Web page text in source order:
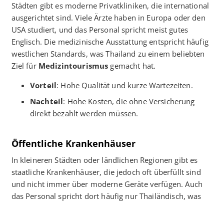
Städten gibt es moderne Privatkliniken, die international
ausgerichtet sind. Viele Ärzte haben in Europa oder den
USA studiert, und das Personal spricht meist gutes
Englisch. Die medizinische Ausstattung entspricht häufig
westlichen Standards, was Thailand zu einem beliebten
Ziel für Medizintourismus gemacht hat.
Vorteil: Hohe Qualität und kurze Wartezeiten.
Nachteil: Hohe Kosten, die ohne Versicherung
direkt bezahlt werden müssen.
Öffentliche Krankenhäuser
In kleineren Städten oder ländlichen Regionen gibt es
staatliche Krankenhäuser, die jedoch oft überfüllt sind
und nicht immer über moderne Geräte verfügen. Auch
das Personal spricht dort häufig nur Thailändisch, was